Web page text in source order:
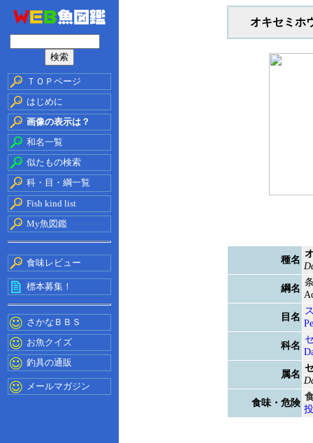
ＴＯＰページ
はじめに
画像の表示は？
和名一覧
似たもの検索
科・目・綱一覧
Fish kind list
My魚図鑑
食味レビュー
標本募集！
さかなＢＢＳ
お魚クイズ
釣具の通販
メールマガジン
オキセミホ
種名
綱名
目名
科名
属名
食味・危険